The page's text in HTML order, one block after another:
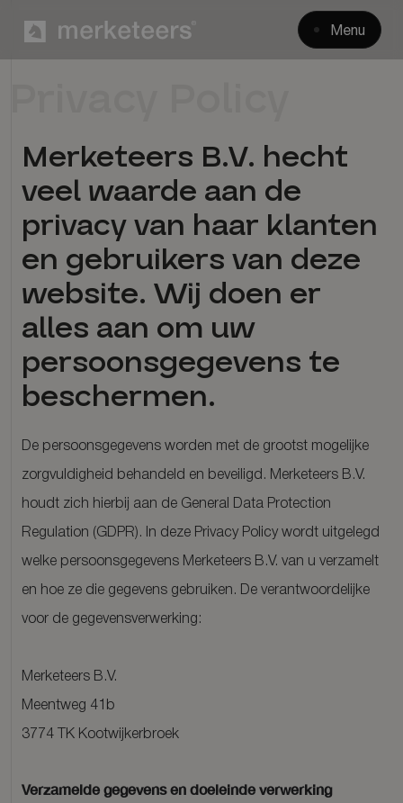
Menu
Merketeers B.V. hecht
veel waarde aan de
privacy van haar klanten
en gebruikers van deze
website. Wij doen er
alles aan om uw
persoonsgegevens te
beschermen.
De persoonsgegevens worden met de grootst mogelijke
zorgvuldigheid behandeld en beveiligd. Merketeers B.V.
houdt zich hierbij aan de General Data Protection
Regulation (GDPR). In deze Privacy Policy wordt uitgelegd
welke persoonsgegevens Merketeers B.V. van u verzamelt
en hoe ze die gegevens gebruiken. De verantwoordelijke
voor de gegevensverwerking:
Merketeers B.V.
Meentweg 41b
3774 TK Kootwijkerbroek
Verzamelde gegevens en doeleinde verwerking